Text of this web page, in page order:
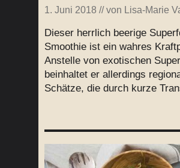
1. Juni 2018 // von Lisa-Marie
Dieser herrlich beerige
Smoothie ist ein wahres
Anstelle von exotischen
beinhaltet er allerdings
Schätze, die durch kurze